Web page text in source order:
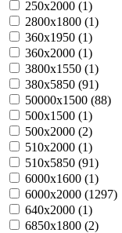
250х2000 (1)
2800х1800 (1)
360х1950 (1)
360х2000 (1)
3800х1550 (1)
380х5850 (91)
50000х1500 (88)
500х1500 (1)
500х2000 (2)
510х2000 (1)
510х5850 (91)
6000х1600 (1)
6000х2000 (1297)
640х2000 (1)
6850х1800 (2)